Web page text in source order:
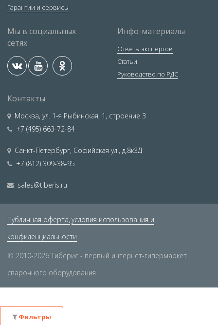
Фильтры
Гарантии и сервисы
Мы в социальных
сетях
Инфо-материалы
Ответы экспертов
Статьи
Руководство по РДС
Контакты
Москва, ул. 1-я Рыбинская, 1, строение 3
+7 (495) 663-72-84
Санкт-Петербург, Софийская ул., д.8к3Д
+7 (812) 309-38-95
sales@tiberis.ru
Публичная оферта, условия использования и
конфиденциальности
© 2010-2026 Тиберис - первый интернет-гипермаркет
сварочного оборудования